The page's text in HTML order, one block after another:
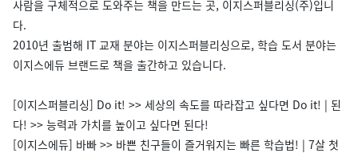
사람을 구체적으로 도와주는 책을 만드는 곳, 이지스퍼블리싱(주)입니
다.
2010년 출범해 IT 교재 분야는 이지스퍼블리싱으로, 학습 도서 분야는
이지스에듀 브랜드로 책을 출간하고 있습니다.
[이지스퍼블리싱] Do it! >> 세상의 속도를 따라잡고 싶다면 Do it! | 된
다! >> 능력과 가치를 높이고 싶다면 된다!
[이지스에듀] 바빠 >> 바쁜 친구들이 즐거워지는 빠른 학습법! | 7살 첫